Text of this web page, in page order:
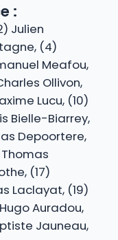
:
Julien
(4)
Meafou,
Ollivon,
Lucu, (10)
Bielle-Biarrey,
Depoortere,
(17)
Laclayat, (19)
Auradou,
Jauneau,